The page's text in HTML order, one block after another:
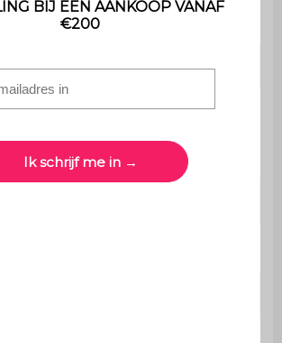
gebruik
2 jaar
De montage is heel eenvoudig,
meegeleverd